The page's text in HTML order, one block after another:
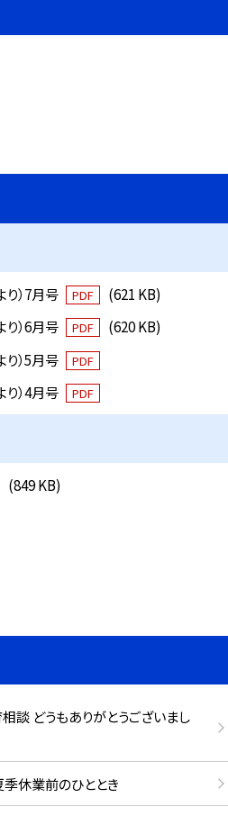
）7月号 PDF
(621 KB)
）6月号
PDF
(620 KB)
）5月号
PDF
）4月号 PDF
(849 KB)
談 どうもありがとうございまし
季休業前のひととき